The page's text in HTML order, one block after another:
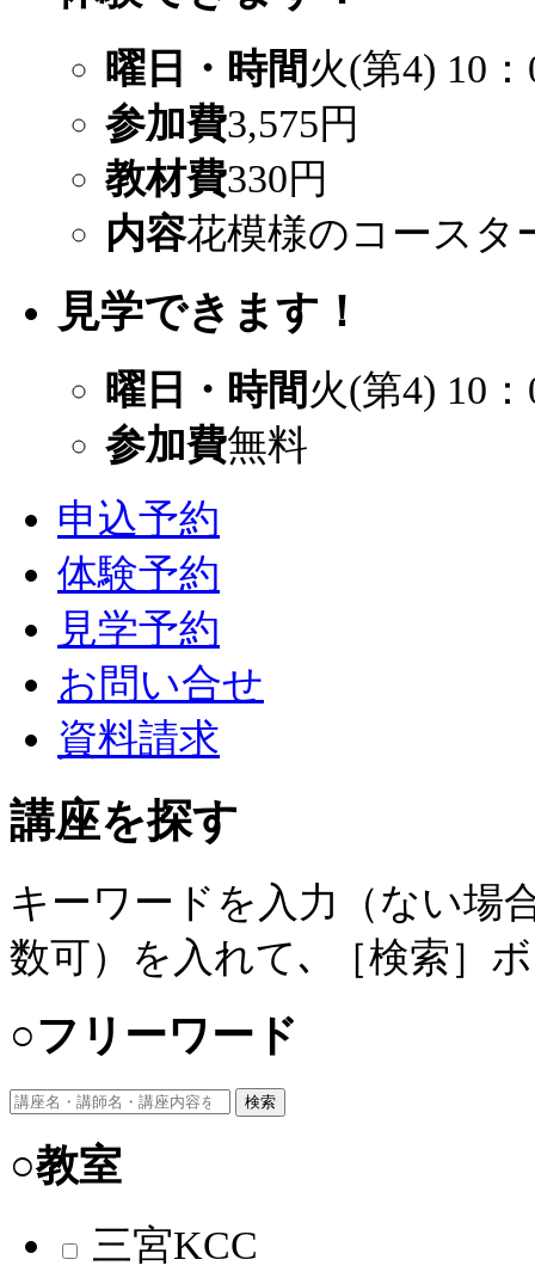
曜日・時間 火(第4) 10
参加費3,575円
教材費330円
内容花模様のコースタ
見学できます！
曜日・時間 火(第4) 10
参加費無料
申込予約
体験予約
見学予約
お問い合せ
資料請求
講座を探す
キーワードを入力（ない場
数可）を入れて､ ［検索］
○フリーワード
検索
○教室
三宮KCC